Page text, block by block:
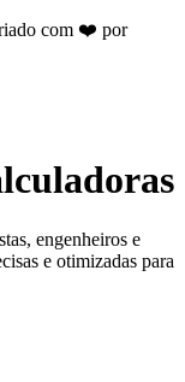
com ❤️ por
engenheiros e
e otimizadas para